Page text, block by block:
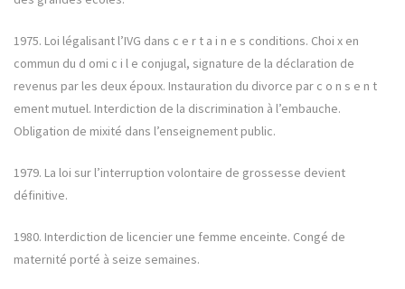
1975. Loi légalisant l’IVG dans c e r t a i n e s conditions. Choi x en
commun du d omi c i l e conjugal, signature de la déclaration de
revenus par les deux époux. Instauration du divorce par c o n s e n t
ement mutuel. Interdiction de la discrimination à l’embauche.
Obligation de mixité dans l’enseignement public.
1979. La loi sur l’interruption volontaire de grossesse devient
définitive.
1980. Interdiction de licencier une femme enceinte. Congé de
maternité porté à seize semaines.